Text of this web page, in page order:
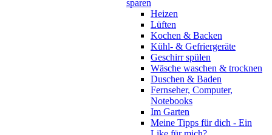
sparen
Heizen
Lüften
Kochen & Backen
Kühl- & Gefriergeräte
Geschirr spülen
Wäsche waschen & trocknen
Duschen & Baden
Fernseher, Computer,
Notebooks
Im Garten
Meine Tipps für dich - Ein